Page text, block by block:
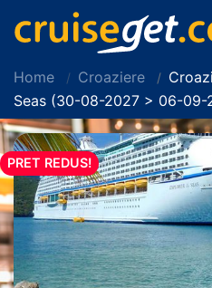
Home Croaziere
Seas (30-08-2027 > 06-09-
PRET REDUS!